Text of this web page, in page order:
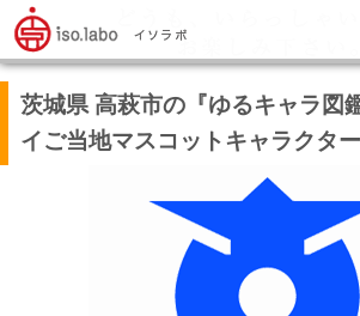
茨城県 高萩市の『ゆるキャラ図
イご当地マスコットキャラクター